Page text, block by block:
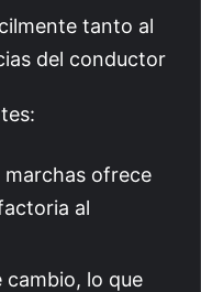
tanto al
del conductor
ofrece
al
cambio, lo que